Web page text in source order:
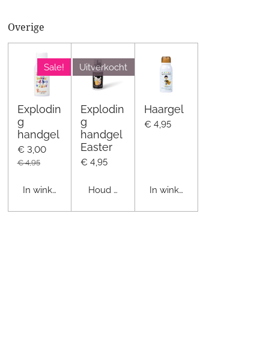
Overige
Sale!
Explodin
g
handgel
€ 3,00
€ 4,95
In winkelwagen
Uitverkocht
Explodin
g
handgel
Easter
€ 4,95
Houd mij op de hoogte
Haargel
€ 4,95
In winkelwagen